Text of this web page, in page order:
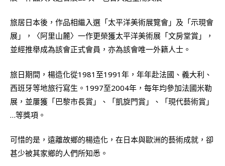
旅居日本後，作品相繼入選「太平洋美術展覽會」及「示現會
展」，〈阿里山麓〉一作更榮獲太平洋美術展「文房堂賞」，
並經推舉成為該會正式會員，亦為該會唯一外籍人士。
旅日期間，楊造化從1981至1991年，年年赴法國、義大利、
西班牙等地旅行寫生。1997至2004年，每年均參加法國米勒
展，並屢獲「巴黎市長賞」、「凱旋門賞」、「現代藝術賞」
…等獎項。
可惜的是，遠離故鄉的楊造化，在日本與歐洲的藝術成就，卻
甚少被其家鄉的人們所知悉。